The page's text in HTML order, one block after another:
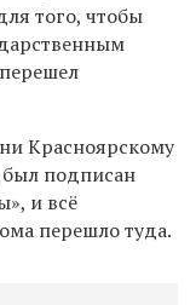
того, чтобы
Красноярскому
был подписан
и всё
перешло туда.